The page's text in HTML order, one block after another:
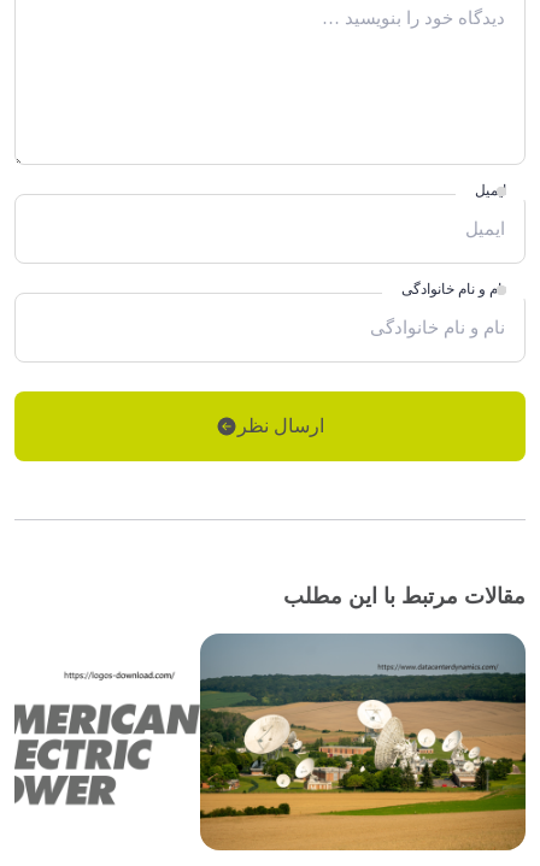
ایمیل
نام و نام خانوادگی
ارسال نظر
مقالات مرتبط با این مطلب